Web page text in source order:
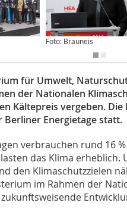
Foto: Brauneis
für Umwelt,
der Nationalen
Kältepreis vergeben.
Berliner Energietage statt.
verbrauchen rund 16
das Klima erheblich.
den Klimaschutzzielen
im Rahmen der